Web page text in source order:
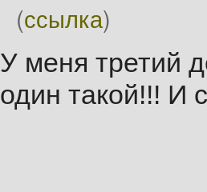
(ссылка)
У меня третий
один такой!!! И